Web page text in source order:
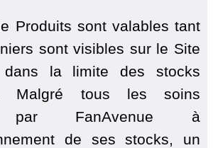
Produits sont valables tant
sont visibles sur le Site
dans la limite des stocks
Malgré tous les soins
par FanAvenue à
de ses stocks, un